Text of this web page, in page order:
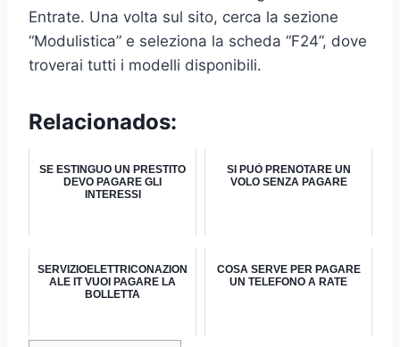
Entrate. Una volta sul sito, cerca la sezione
“Modulistica” e seleziona la scheda “F24”, dove
troverai tutti i modelli disponibili.
Relacionados:
SE ESTINGUO UN PRESTITO
DEVO PAGARE GLI
INTERESSI
SI PUÒ PRENOTARE UN
VOLO SENZA PAGARE
SERVIZIOELETTRICONAZION
ALE IT VUOI PAGARE LA
BOLLETTA
COSA SERVE PER PAGARE
UN TELEFONO A RATE